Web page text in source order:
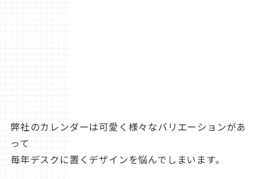
弊社のカレンダーは可愛く様々なバリエーションがあ
って
毎年デスクに置くデザインを悩んでしまいます。